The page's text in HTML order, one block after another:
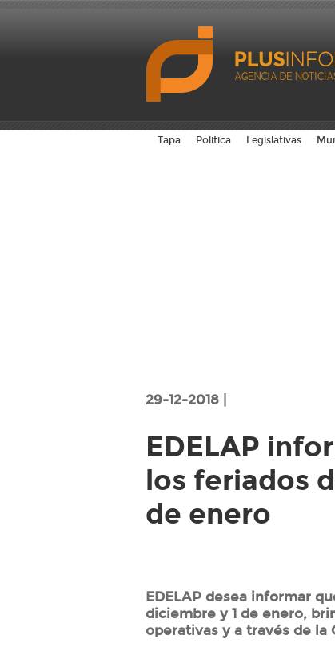
Tapa Politica Legislativas
29-12-2018 |
EDELAP
los feriados
de enero
EDELAP desea informar
diciembre y 1 de enero,
operativas y a través de